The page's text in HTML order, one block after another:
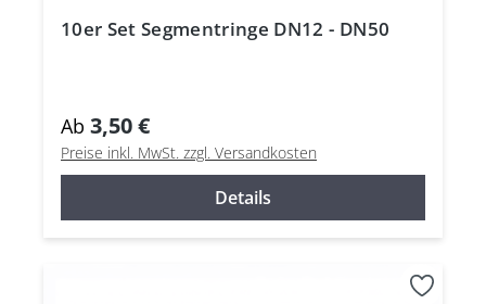
10er Set Segmentringe DN12 - DN50
Ab 3,50 €
Preise inkl. MwSt. zzgl. Versandkosten
Details